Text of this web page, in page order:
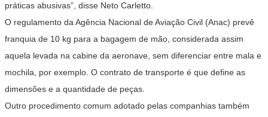
práticas abusivas”, disse Neto Carletto.
O regulamento da Agência Nacional de Aviação Civil (Anac) prevê
franquia de 10 kg para a bagagem de mão, considerada assim
aquela levada na cabine da aeronave, sem diferenciar entre mala e
mochila, por exemplo. O contrato de transporte é que define as
dimensões e a quantidade de peças.
Outro procedimento comum adotado pelas companhias também